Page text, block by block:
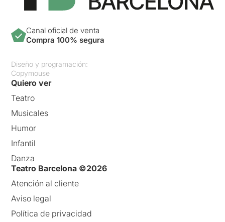
Canal oficial de venta
Compra 100% segura
Diseño y programación:
Copymouse
Quiero ver
Teatro
Musicales
Humor
Infantil
Danza
Teatro Barcelona ©2026
Atención al cliente
Aviso legal
Política de privacidad